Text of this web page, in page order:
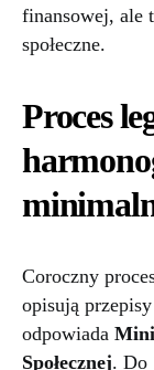
finansowej, ale
społeczne.
Proces
Coroczny
opisują
odpowiada
Społecznej. Do